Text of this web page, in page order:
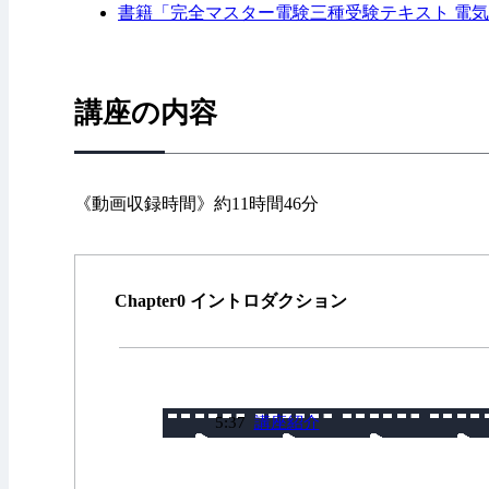
書籍「完全マスター電験三種受験テキスト 電気
講座の内容
《動画収録時間》約11時間46分
Chapter0 イントロダクション
5:37 講座紹介